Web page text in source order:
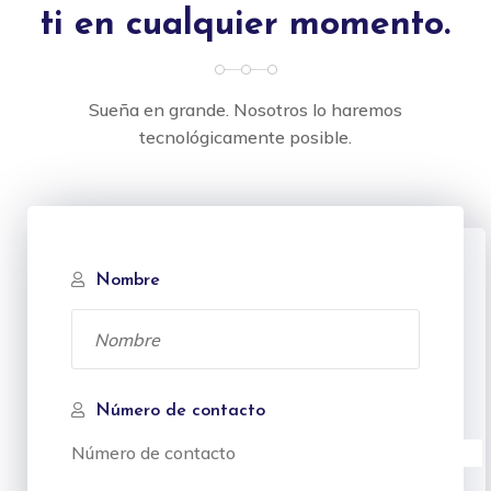
ti en cualquier momento.
Sueña en grande. Nosotros lo haremos
tecnológicamente posible.
Nombre
Número de contacto